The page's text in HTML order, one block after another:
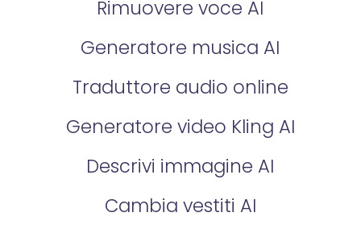
Rimuovere voce AI
Generatore musica AI
Traduttore audio online
Generatore video Kling AI
Descrivi immagine AI
Cambia vestiti AI